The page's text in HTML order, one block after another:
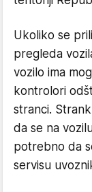
Ukoliko se
pregleda
vozilo ima
kontrolori
stranci.
da se na
potrebno da
servisu